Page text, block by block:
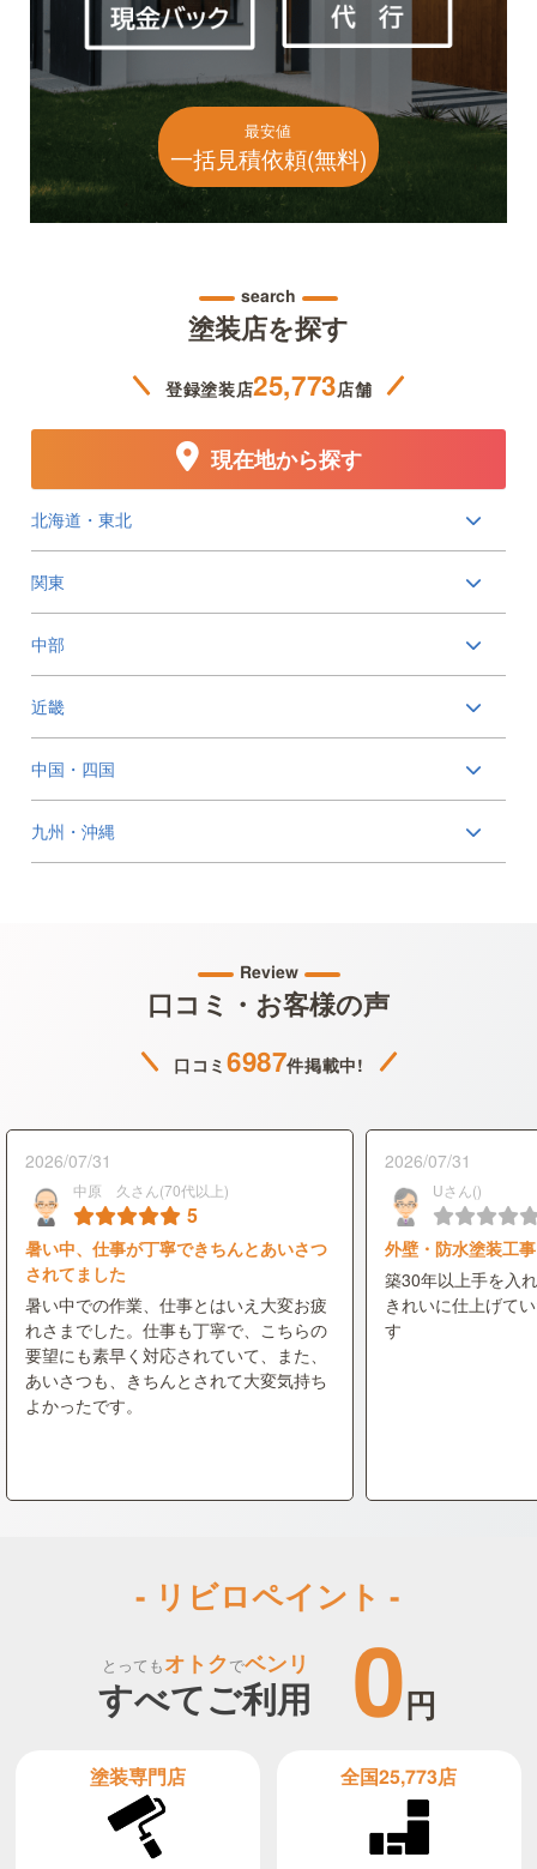
最安値
一括見積依頼(無料)
search
塗装店を探す
登録塗装店25,773店舗
北海道・東北
関東
中部
近畿
中国・四国
九州・沖縄
現在地から探す
Review
口コミ・お客様の声
口コミ6987件掲載中!
2026/07/31
中原 久さん(70代以上)
5
暑い中、仕事が丁寧できちんとあいさつ
されてました
暑い中での作業、仕事とはいえ大変お疲
れさまでした。仕事も丁寧で、こちらの
要望にも素早く対応されていて、また、
あいさつも、きちんとされて大変気持ち
よかったです。
2026/07/31
Uさん()
外壁・防水塗装工事
築30年以上手を入
きれいに仕上げて
す
- リビロペイント -
とってもオトクでベンリ
すべてご利用 0円
塗装専門店 全国25,773店